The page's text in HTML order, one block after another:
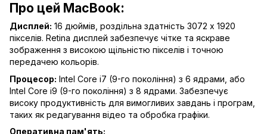
Про цей MacBook:
Дисплей: 16 дюймів, роздільна здатність 3072 x 1920
пікселів. Retina дисплей забезпечує чітке та яскраве
зображення з високою щільністю пікселів і точною
передачею кольорів.
Процесор: Intel Core i7 (9-го покоління) з 6 ядрами, або
Intel Core i9 (9-го покоління) з 8 ядрами. Забезпечує
високу продуктивність для вимогливих завдань і програм,
таких як редагування відео та обробка графіки.
Оперативна пам'ять: